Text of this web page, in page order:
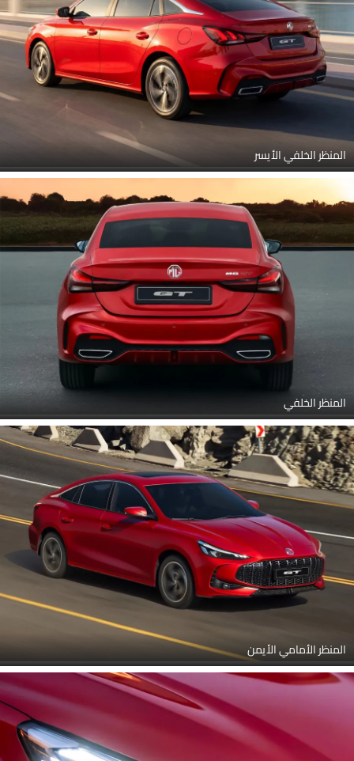
المنظر الخلفي الأيسر
المنظر الخلفي
المنظر الأمامي الأيمن